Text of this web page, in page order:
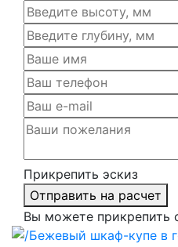
Прикрепить эскиз
Отправить на расчет
Вы можете прикрепить